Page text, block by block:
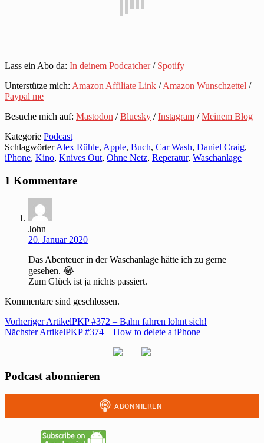
Lass ein Abo da: In deinem Podcatcher/ Spotify
Unterstütze mich: Amazon Affiliate Link /Amazon Wunschzettel /
Paypal me
Besuche mich auf: Mastodon /Bluesky /Instagram /Meinem Blog
Kategorie Podcast
SchlagwörterAlex Rühle, Apple, Buch, Car Wash, Daniel Craig,
iPhone, Kino, Knives Out, Ohne Netz, Reperatur, Waschanlage
1 Kommentare
John
20. Januar 2020
Das Abenteuer in der Waschanlage hätte ich zu gerne
gesehen. 😂
Zum Glück ist ja nichts passiert.
Kommentare sind geschlossen.
Vorheriger ArtikelPKP #372 – Bahn fahren lohnt sich!
Nächster ArtikelPKP #374 – How to delete a iPhone
Podcast abonnieren